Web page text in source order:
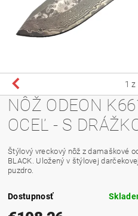
1 z
NÔŽ ODEON
OCEĽ - S
Štýlový vreckový nôž z damaškové
BLACK. Uložený v štýlovej
puzdro.
Dostupnosť